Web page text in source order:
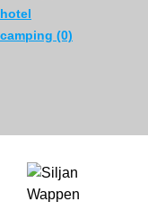
hotel
camping (0)